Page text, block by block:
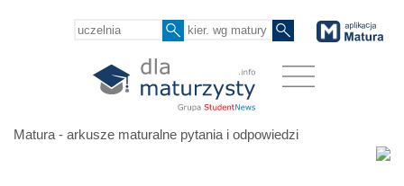
Matura - arkusze maturalne pytania i odpowiedzi